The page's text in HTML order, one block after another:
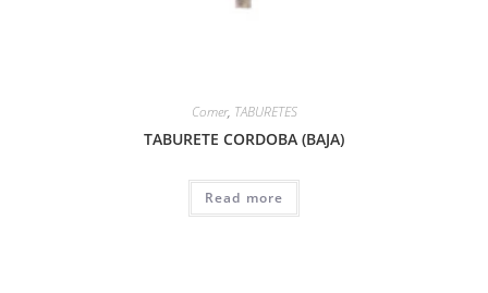
Comer, TABURETES
TABURETE CORDOBA (BAJA)
Read more